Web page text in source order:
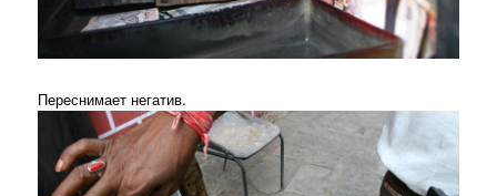
Переснимает негатив.